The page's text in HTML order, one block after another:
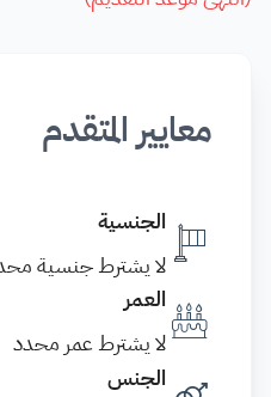
معايير المتقدم
الجنسية
لا يشترط جنسية
العمر
لا يشترط عمر محدد
الجنس